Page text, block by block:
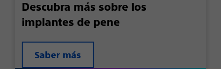
Descubra más sobre los
implantes de pene
Saber más